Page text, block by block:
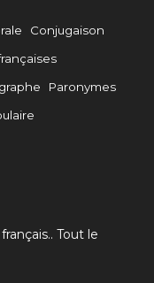
Conjugaison
Paronymes
Tout le